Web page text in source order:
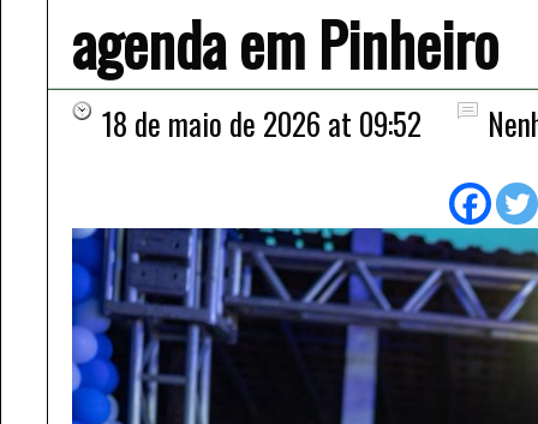
agenda em Pinheiro
18 de maio de 2026 at 09:52